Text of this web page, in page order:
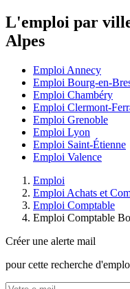
L'emploi par
Alpes
Emploi Annecy
Emploi Bourg-en-
Emploi Chambéry
Emploi Clermont-
Emploi Grenoble
Emploi Lyon
Emploi Saint-Étienne
Emploi Valence
Emploi
Emploi Achats et
Emploi Comptable
Emploi Comptable
Créer une alerte mail
pour cette recherche